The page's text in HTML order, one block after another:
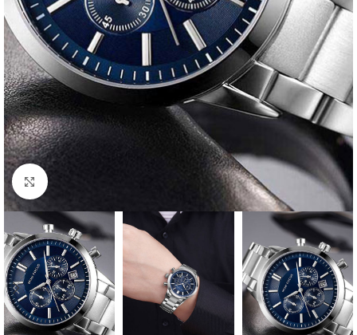
Click to enlarge